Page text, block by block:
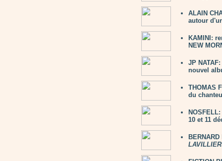
ALAIN
autour
KAMINI:
NEW
JP
nouvel
THOMAS
du
10 et 11